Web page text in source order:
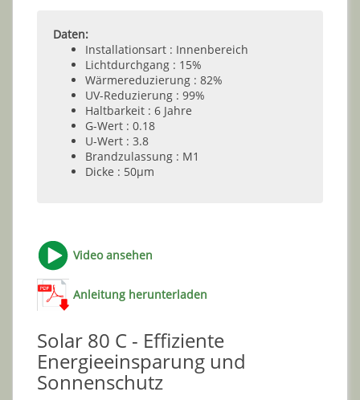
Daten:
Installationsart : Innenbereich
Lichtdurchgang : 15%
Wärmereduzierung : 82%
UV-Reduzierung : 99%
Haltbarkeit : 6 Jahre
G-Wert : 0.18
U-Wert : 3.8
Brandzulassung : M1
Dicke : 50µm
Video ansehen
Anleitung herunterladen
Solar 80 C - Effiziente
Energieeinsparung und
Sonnenschutz